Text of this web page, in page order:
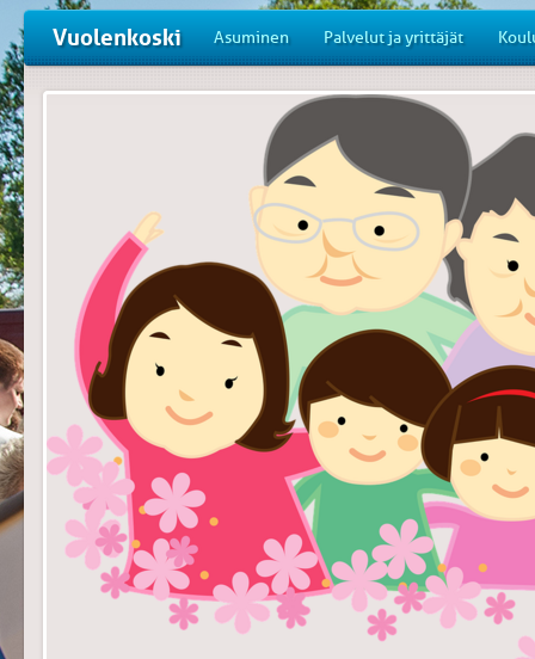
Vuolenkoski Asuminen Palvelut ja yrittäjät